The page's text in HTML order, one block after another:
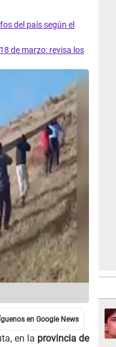
del país según el
de marzo: revisa los
en la provincia de